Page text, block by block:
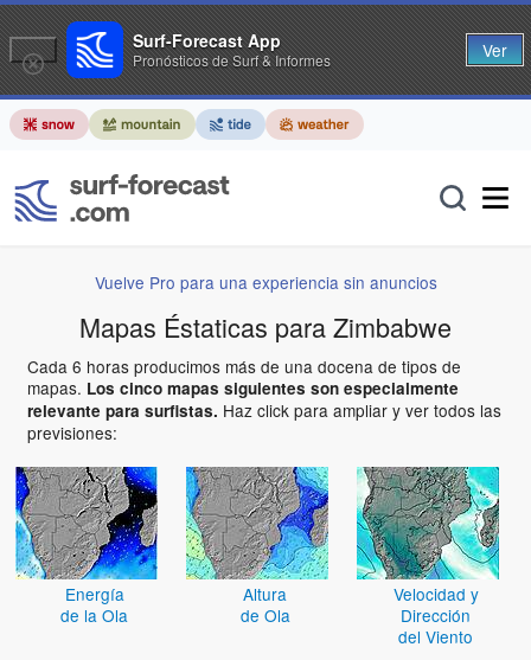
Vuelve Pro para una experiencia sin anuncios
Mapas Éstaticas para Zimbabwe
Cada 6 horas producimos más de una docena de tipos de
mapas. Los cinco mapas siguientes son especialmente
relevante para surfistas. Haz click para ampliar y ver todos las
previsiones:
Energía
de la Ola
Altura
de Ola
Velocidad y
Dirección
del Viento
Surf-Forecast App
Pronósticos de Surf & Informes Ver